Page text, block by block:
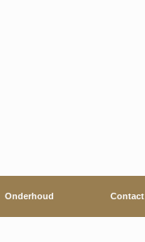
Onderhoud Contact